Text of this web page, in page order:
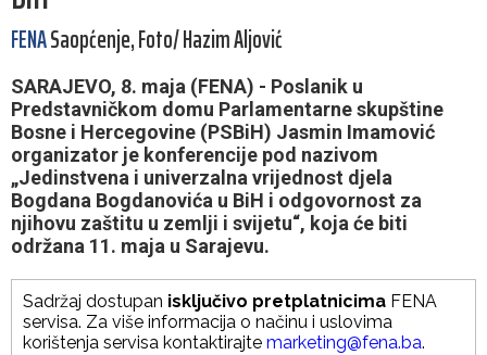
FENASaopćenje, Foto/ Hazim Aljović
SARAJEVO, 8. maja (FENA) - Poslanik u
Predstavničkom domu Parlamentarne skupštine
Bosne i Hercegovine (PSBiH) Jasmin Imamović
organizator je konferencije pod nazivom
„Jedinstvena i univerzalna vrijednost djela
Bogdana Bogdanovića u BiH i odgovornost za
njihovu zaštitu u zemlji i svijetu“, koja će biti
održana 11. maja u Sarajevu.
Sadržaj dostupan isključivo pretplatnicima FENA
servisa. Za više informacija o načinu i uslovima
korištenja servisa kontaktirajte marketing@fena.ba.